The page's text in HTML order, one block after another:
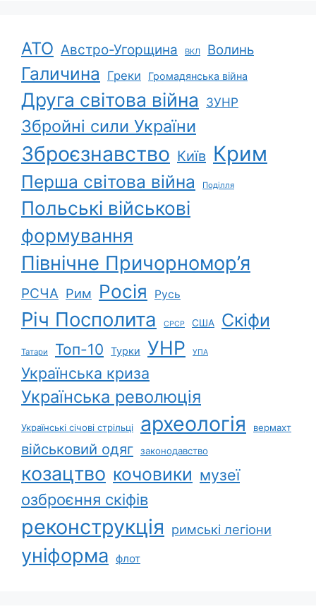
АТО Австро-Угорщина ВКЛ Волинь
Галичина Греки Громадянська війна
Друга світова війна ЗУНР
Збройні сили України
Зброєзнавство Київ Крим
Перша світова війна Поділля
Польські військові
формування
Північне Причорномор’я
РСЧА Рим Росія Русь
Річ Посполита СРСР США Скіфи
Татари Топ-10 Турки УНР УПА
Українська криза
Українська революція
Українські січові стрільці археологія вермахт
військовий одяг законодавство
козацтво кочовики музеї
озброєння скіфів
реконструкція римські легіони
уніформа флот